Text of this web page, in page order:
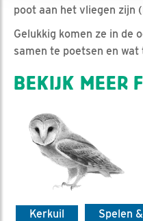
poot aan het vliegen zijn
Gelukkig komen ze in de
samen te poetsen en wat
BEKIJK MEER
Kerkuil
Spelen